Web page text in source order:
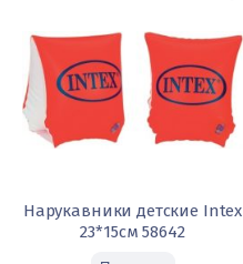
Нарукавники детские Intex
23*15см 58642